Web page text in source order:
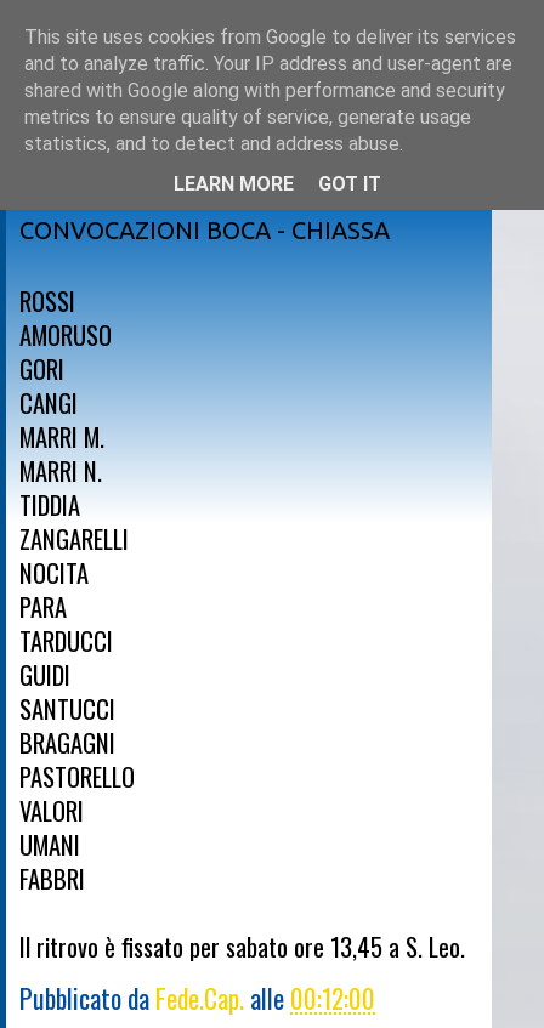
venerdì 13 dicembre 2013
CONVOCAZIONI BOCA - CHIASSA
ROSSI
AMORUSO
GORI
CANGI
MARRI M.
MARRI N.
TIDDIA
ZANGARELLI
NOCITA
PARA
TARDUCCI
GUIDI
SANTUCCI
BRAGAGNI
PASTORELLO
VALORI
UMANI
FABBRI
Il ritrovo è fissato per sabato ore 13,45 a S. Leo.
Pubblicato daFede.Cap.alle00:12:00
This site uses cookies from Google to deliver its services
and to analyze traffic. Your IP address and user-agent are
shared with Google along with performance and security
metrics to ensure quality of service, generate usage
statistics, and to detect and address abuse.
LEARN MORE
GOT IT